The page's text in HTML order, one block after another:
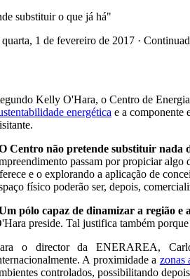
substituir o que já há"
quarta, 1 de fevereiro de 2017 ·
Kelly O'Hara, o Centro de
energética e a componente
Centro não pretende substituir nada
passam por propiciar algo
e o explorando a aplicação de
físico poderão ser, depois,
pólo capaz de dinamizar a região e
preside. Tal justifica também
o director da ENERAREA,
A proximidade a zonas
controlados, possibilitando